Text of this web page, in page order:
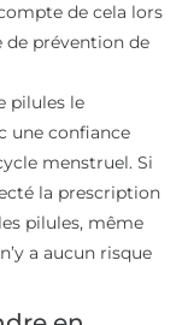
de cela lors
de prévention de
pilules le
une confiance
menstruel. Si
la prescription
pilules, même
a aucun risque